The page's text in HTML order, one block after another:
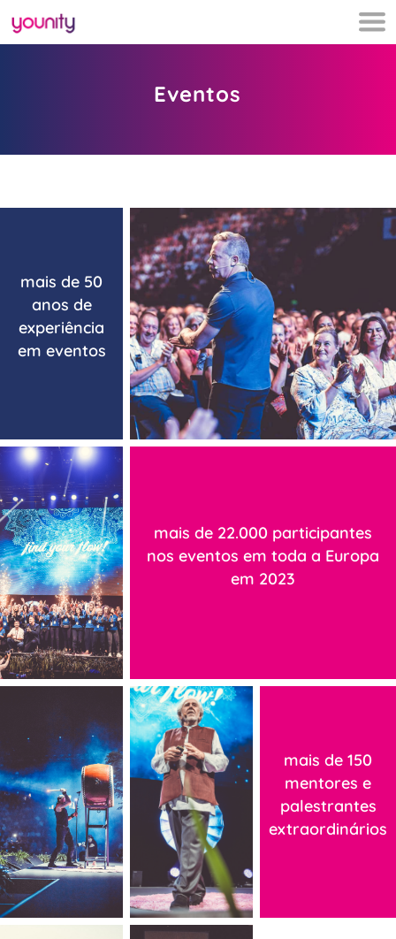
Eventos
mais de 50
anos de
experiência
em eventos
mais de 22.000 participantes
nos eventos em toda a Europa
em 2023
mais de 150
mentores e
palestrantes
extraordinários